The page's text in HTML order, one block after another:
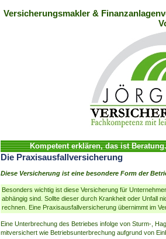
Versicherungsmakler &
Kompetent erklären, das ist
Die Praxisausfallversicherung
Diese Versicherung ist eine besondere Form der
Besonders wichtig ist diese Versicherung für
abhängig sind. Sollte dieser durch Krankheit oder Unfall
rechnen. Eine Praxisausfallversicherung übernimmt im
Eine Unterbrechung des Betriebes infolge von Sturm-,
mitversichert wie Betriebsunterbrechung aufgrund von